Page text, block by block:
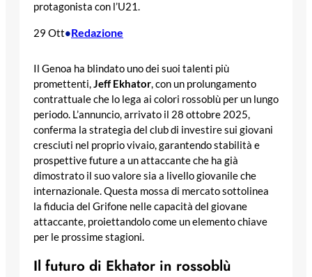
protagonista con l’U21.
29 Ott•Redazione
Il Genoa ha blindato uno dei suoi talenti più
promettenti,Jeff Ekhator, con un prolungamento
contrattuale che lo lega ai colori rossoblù per un lungo
periodo. L’annuncio, arrivato il 28 ottobre 2025,
conferma la strategia del club di investire sui giovani
cresciuti nel proprio vivaio, garantendo stabilità e
prospettive future a un attaccante che ha già
dimostrato il suo valore sia a livello giovanile che
internazionale. Questa mossa di mercato sottolinea
la fiducia del Grifone nelle capacità del giovane
attaccante, proiettandolo come un elemento chiave
per le prossime stagioni.
Il futuro di Ekhator in rossoblù